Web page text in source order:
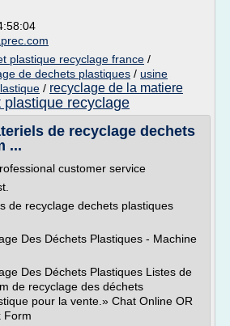
plastique recyclage france /
de dechets plastiques / usine
/ recyclage de la matiere
plastique recyclage
de recyclage dechets
...
customer service
de recyclage dechets plastiques
Des Déchets Plastiques - Machine
Des Déchets Plastiques Listes de
de recyclage des déchets
pour la vente.» Chat Online OR
Form